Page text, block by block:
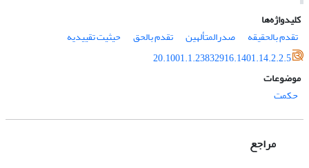
کلیدواژه‌ها
تقدم بالحقیقه
صدرالمتألهین تقدم بالحق
حیثیت تقییدیه
20.1001.1.23832916.1401.14.2.2.5
موضوعات
حکمت
مراجع